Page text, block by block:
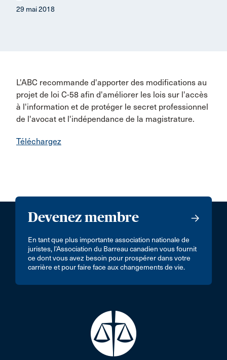
29 mai 2018
L'ABC recommande d'apporter des modifications au
projet de loi C-58 afin d'améliorer les lois sur l'accès
à l'information et de protéger le secret professionnel
de l'avocat et l'indépendance de la magistrature.
Téléchargez
Devenez membre
En tant que plus importante association nationale de
juristes, l’Association du Barreau canadien vous fournit
ce dont vous avez besoin pour prospérer dans votre
carrière et pour faire face aux changements de vie.